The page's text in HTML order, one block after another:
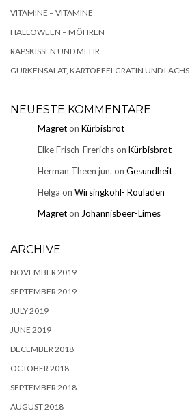
VITAMINE – VITAMINE
HALLOWEEN – MÖHREN
RAPSKISSEN UND MEHR
GURKENSALAT, KARTOFFELGRATIN UND LACHS
NEUESTE KOMMENTARE
Magreton Kürbisbrot
Elke Frisch-Frerichson Kürbisbrot
Herman Theen jun. on Gesundheit
Helga on Wirsingkohl- Rouladen
Magreton Johannisbeer-Limes
ARCHIVE
NOVEMBER 2019
SEPTEMBER 2019
JULY 2019
JUNE 2019
DECEMBER 2018
OCTOBER 2018
SEPTEMBER 2018
AUGUST 2018